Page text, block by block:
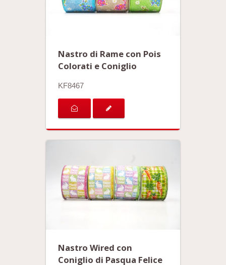
Nastro di Rame con Pois
Colorati e Coniglio
KF8467
Nastro Wired con
Coniglio di Pasqua Felice